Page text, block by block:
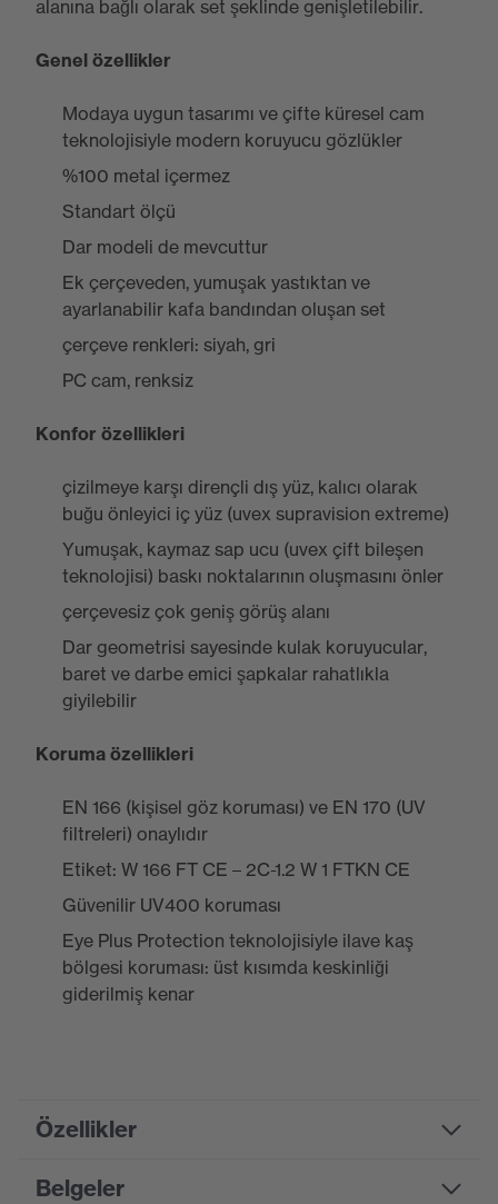
alanına bağlı olarak set şeklinde genişletilebilir.
Genel özellikler
Modaya uygun tasarımı ve çifte küresel cam
teknolojisiyle modern koruyucu gözlükler
%100 metal içermez
Standart ölçü
Dar modeli de mevcuttur
Ek çerçeveden, yumuşak yastıktan ve
ayarlanabilir kafa bandından oluşan set
çerçeve renkleri: siyah, gri
PC cam, renksiz
Konfor özellikleri
çizilmeye karşı dirençli dış yüz, kalıcı olarak
buğu önleyici iç yüz (uvex supravision extreme)
Yumuşak, kaymaz sap ucu (uvex çift bileşen
teknolojisi) baskı noktalarının oluşmasını önler
çerçevesiz çok geniş görüş alanı
Dar geometrisi sayesinde kulak koruyucular,
baret ve darbe emici şapkalar rahatlıkla
giyilebilir
Koruma özellikleri
EN 166 (kişisel göz koruması) ve EN 170 (UV
filtreleri) onaylıdır
Etiket: W 166 FT CE – 2C-1.2 W 1 FTKN CE
Güvenilir UV400 koruması
Eye Plus Protection teknolojisiyle ilave kaş
bölgesi koruması: üst kısımda keskinliği
giderilmiş kenar
Özellikler
Product
Belgeler